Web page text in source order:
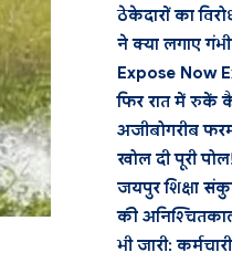
ठेकेदारों का
ने क्या लगाए
Expose Now
फिर रात में रुकें
अजीबोगरीब
खोल दी पूरी
जयपुर शिक्षा
की
भी जारी: